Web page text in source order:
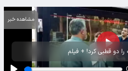
را دو قطبی کرد! + فیلم
مشاهده خبر